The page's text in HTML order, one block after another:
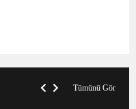
Tümünü Gör